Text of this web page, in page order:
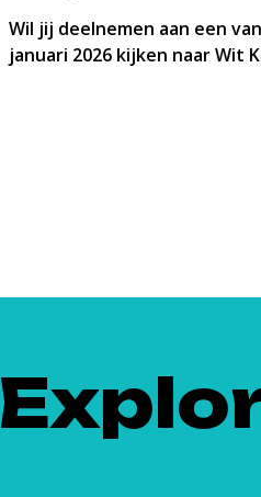
Wil jij deelnemen aan een
januari 2026 kijken naar Wit